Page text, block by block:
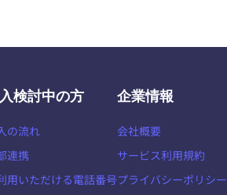
検討中の方
の流れ
連携
用いただける電話番号
企業情報
会社概要
サービス利用規約
プライバシーポリシー